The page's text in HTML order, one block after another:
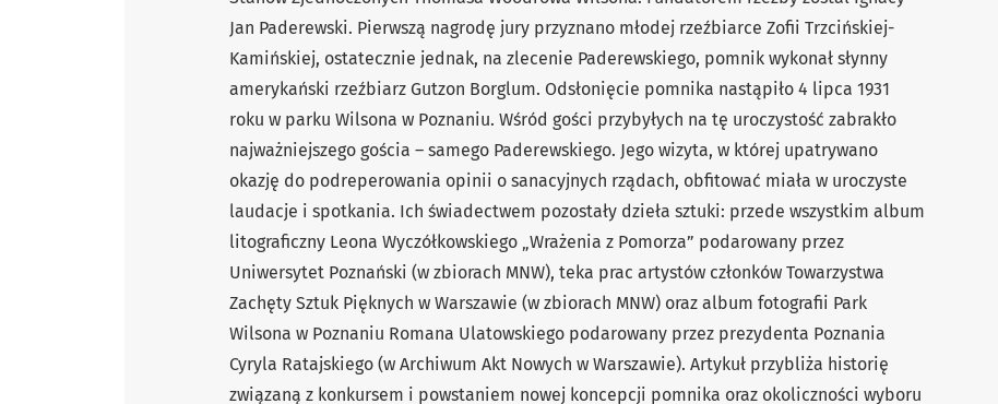
Jan Paderewski. Pierwszą nagrodę jury przyznano młodej rzeźbiarce Zofii Trzcińskiej-
Kamińskiej, ostatecznie jednak, na zlecenie Paderewskiego, pomnik wykonał słynny
amerykański rzeźbiarz Gutzon Borglum. Odsłonięcie pomnika nastąpiło 4 lipca 1931
roku w parku Wilsona w Poznaniu. Wśród gości przybyłych na tę uroczystość zabrakło
najważniejszego gościa – samego Paderewskiego. Jego wizyta, w której upatrywano
okazję do podreperowania opinii o sanacyjnych rządach, obfitować miała w uroczyste
laudacje i spotkania. Ich świadectwem pozostały dzieła sztuki: przede wszystkim album
litograficzny Leona Wyczółkowskiego „Wrażenia z Pomorza” podarowany przez
Uniwersytet Poznański (w zbiorach MNW), teka prac artystów członków Towarzystwa
Zachęty Sztuk Pięknych w Warszawie (w zbiorach MNW) oraz album fotografii Park
Wilsona w Poznaniu Romana Ulatowskiego podarowany przez prezydenta Poznania
Cyryla Ratajskiego (w Archiwum Akt Nowych w Warszawie). Artykuł przybliża historię
związaną z konkursem i powstaniem nowej koncepcji pomnika oraz okoliczności wyboru